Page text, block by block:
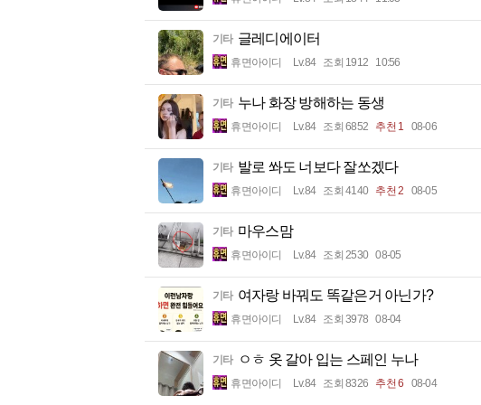
기타 글레디에이터
휴면아이디 Lv.84 조회 1912 10:56
기타 누나 화장 방해하는 동생
휴면아이디 Lv.84 조회 6852 추천 1 08-06
기타 발로 쏴도 너보다 잘쏘겠다
휴면아이디 Lv.84 조회 4140 추천 2 08-05
기타 마우스맘
휴면아이디 Lv.84 조회 2530 08-05
기타 여자랑 바꿔도 똑같은거 아닌가?
휴면아이디 Lv.84 조회 3978 08-04
기타 ㅇㅎ 옷 갈아 입는 스페인 누나
휴면아이디 Lv.84 조회 8326 추천 6 08-04